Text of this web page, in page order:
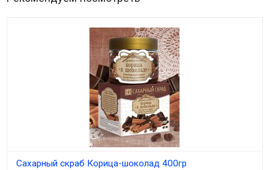
Сахарный скраб Корица-шоколад 400гр